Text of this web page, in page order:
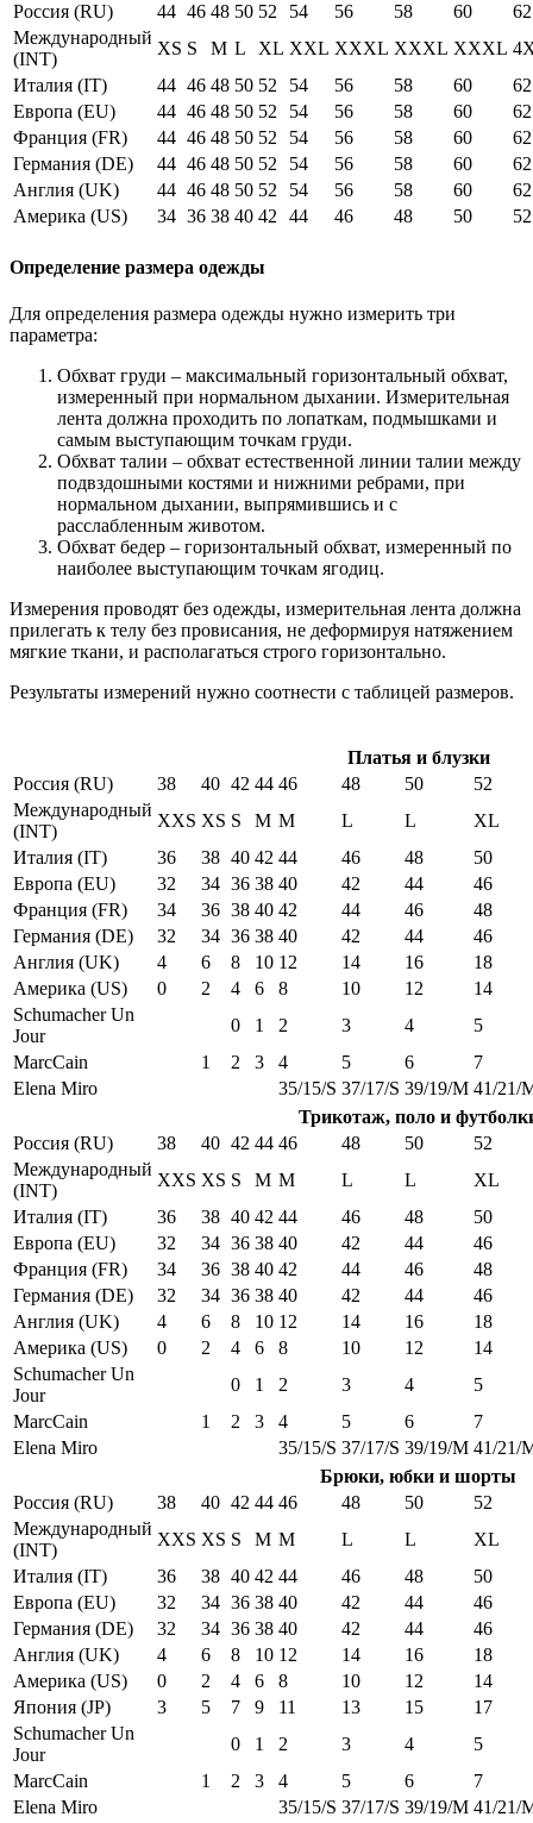
Россия (RU)
44 46 48 50 52 54 56 58 60
62
Международный
(INT)
XS S M L XL XXL XXXL XXXL XXXL
Италия (IT)
44 46 48 50 52 54 56 58 60
62
Европа (EU)
44 46 48 50 52 54 56 58 60
62
Франция (FR)
44 46 48 50 52 54 56 58 60
62
Германия (DE)
44 46 48 50 52 54 56 58 60
62
Англия (UK)
44 46 48 50 52 54 56 58 60
62
Америка (US)
34 36 38 40 42 44 46 48 50 52
Определение размера одежды
Для определения размера одежды нужно измерить три
параметра:
Обхват груди – максимальный горизонтальный обхват,
измеренный при нормальном дыхании. Измерительная
лента должна проходить по лопаткам, подмышками и
самым выступающим точкам груди.
Обхват талии – обхват естественной линии талии между
подвздошными костями и нижними ребрами, при
нормальном дыхании, выпрямившись и с
расслабленным животом.
Обхват бедер – горизонтальный обхват, измеренный по
наиболее выступающим точкам ягодиц.
Измерения проводят без одежды, измерительная лента должна
прилегать к телу без провисания, не деформируя натяжением
мягкие ткани, и располагаться строго горизонтально.
Результаты измерений нужно соотнести с таблицей размеров.
Платья и блузки
Россия (RU)
38 40 42 44 46 48 50
52
Международный
(INT)
XXS XS S M M L L
XL
Италия (IT)
36 38 40 42 44 46 48
50
Европа (EU)
32 34 36 38 40 42 44
46
Франция (FR)
34 36 38 40 42 44 46
48
Германия (DE)
32 34 36 38 40 42 44
46
Англия (UK)
4 6 8 10 12 14 16
18
Америка (US)
0 2 4 6 8 10 12
14
Schumacher Un
Jour
0 1 2 3 4
5
MarcCain
1 2 3 4 5 6
7
Elena Miro
35/15/S 37/17/S 39/19/M 41/21/
Трикотаж, поло и
Россия (RU)
38 40 42 44 46 48 50
52
Международный
(INT)
XXS XS S M M L L
XL
Италия (IT)
36 38 40 42 44 46 48
50
Европа (EU)
32 34 36 38 40 42 44
46
Франция (FR)
34 36 38 40 42 44 46
48
Германия (DE)
32 34 36 38 40 42 44
46
Англия (UK)
4 6 8 10 12 14 16
18
Америка (US)
0 2 4 6 8 10 12
14
Schumacher Un
Jour
0 1 2 3 4
5
MarcCain
1 2 3 4 5 6
7
Elena Miro
35/15/S 37/17/S 39/19/M 41/21/
Брюки, юбки и шорты
Россия (RU)
38 40 42 44 46 48 50
52
Международный
(INT)
XXS XS S M M L L
XL
Италия (IT)
36 38 40 42 44 46 48
50
Европа (EU)
32 34 36 38 40 42 44
46
Германия (DE)
32 34 36 38 40 42 44
46
Англия (UK)
4 6 8 10 12 14 16
18
Америка (US)
0 2 4 6 8 10 12
14
Япония (JP)
3 5 7 9 11 13 15
17
Schumacher Un
Jour
0 1 2 3 4
5
MarcCain
1 2 3 4 5 6
7
Elena Miro
35/15/S 37/17/S 39/19/M 41/21/